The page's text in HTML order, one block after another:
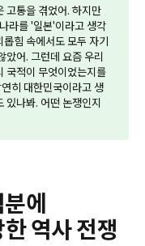
고통을 겪었어. 하지만
라를 '일본'이라고 생각
힘 속에서도 모두 자기
았어. 그런데 요즘 우리
국적이 무엇이었는지를
히 대한민국이라고 생
있나봐. 어떤 논쟁인지
에
역사 전쟁